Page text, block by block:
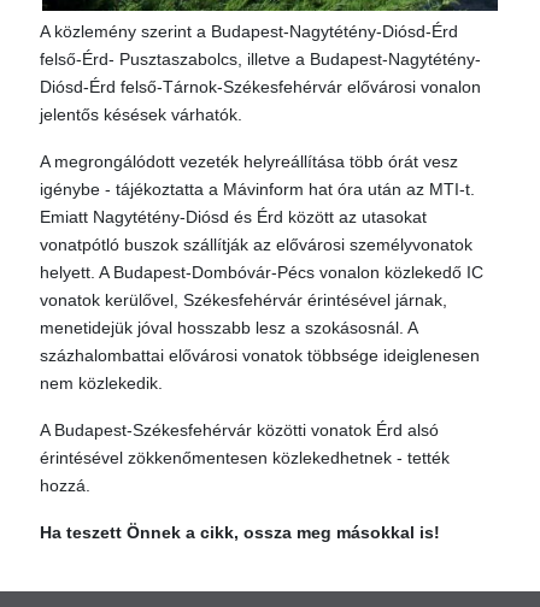
A közlemény szerint a Budapest-Nagytétény-Diósd-Érd
felső-Érd- Pusztaszabolcs, illetve a Budapest-Nagytétény-
Diósd-Érd felső-Tárnok-Székesfehérvár elővárosi vonalon
jelentős késések várhatók.
A megrongálódott vezeték helyreállítása több órát vesz
igénybe - tájékoztatta a Mávinform hat óra után az MTI-t.
Emiatt Nagytétény-Diósd és Érd között az utasokat
vonatpótló buszok szállítják az elővárosi személyvonatok
helyett. A Budapest-Dombóvár-Pécs vonalon közlekedő IC
vonatok kerülővel, Székesfehérvár érintésével járnak,
menetidejük jóval hosszabb lesz a szokásosnál. A
százhalombattai elővárosi vonatok többsége ideiglenesen
nem közlekedik.
A Budapest-Székesfehérvár közötti vonatok Érd alsó
érintésével zökkenőmentesen közlekedhetnek - tették
hozzá.
Ha teszett Önnek a cikk, ossza meg másokkal is!